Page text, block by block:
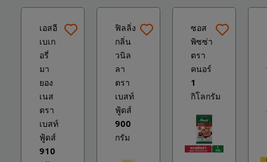
เอสอี
เบเก
อรี่
มา
ยอง
เนส
ตรา
เบสท์
ฟู้ดส์
910
ฟิลลิ่ง
กลิ่น
วนิล
ลา
ตรา
เบสท์
ฟู้ดส์
900
กรัม
ซอส
พิซซ่า
ตรา
คนอร์
1
กิโลกรัม